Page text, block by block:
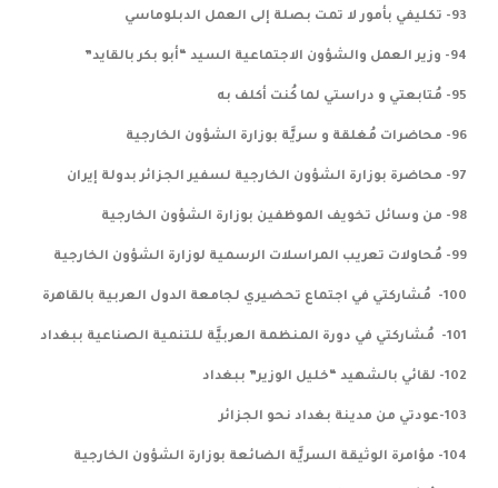
93- تكليفي بأمور لا تمت بصلة إلى العمل الدبلوماسي
94- وزير العمل والشؤون الاجتماعية السيد “أبو بكر بالقايد”
95- مُتابعتي و دراستي لما كُنت أكلف به
96- محاضرات مُغلقة و سريَّة بوزارة الشؤون الخارجية
97- محاضرة بوزارة الشؤون الخارجية لسفير الجزائر بدولة إيران
98- من وسائل تخويف الموظفين بوزارة الشؤون الخارجية
99- مُحاولات تعريب المراسلات الرسمية لوزارة الشؤون الخارجية
100- مُشاركتي في اجتماع تحضيري لجامعة الدول العربية بالقاهرة
101- مُشاركتي في دورة المنظمة العربيَّة للتنمية الصناعية ببغداد
102- لقائي بالشهيد “خليل الوزير” ببغداد
103-عودتي من مدينة بغداد نحو الجزائر
104- مؤامرة الوثيقة السريَّة الضائعة بوزارة الشؤون الخارجية